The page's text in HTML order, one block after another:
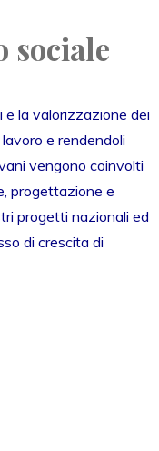
sociale
e la valorizzazione dei
e rendendoli
vengono coinvolti
progettazione e
progetti nazionali ed
di crescita di